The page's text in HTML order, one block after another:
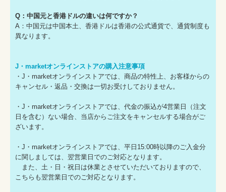
Q：中国元と香港ドルの違いは何ですか？
A：中国元は中国本土、香港ドルは香港の公式通貨で、通貨制度も
異なります。
J・marketオンラインストアの購入注意事項
・J・marketオンラインストアでは、商品の特性上、お客様からの
キャンセル・返品・交換は一切お受けしておりません。
・J・marketオンラインストアでは、代金の振込が4営業日（注文
日を含む）ない場合、当店からご注文をキャンセルする場合がご
ざいます。
・J・marketオンラインストアでは、平日15:00時以降のご入金分
に関しましては、翌営業日でのご対応となります。
また、土・日・祝日は休業とさせていただいておりますので、
こちらも翌営業日でのご対応となります。